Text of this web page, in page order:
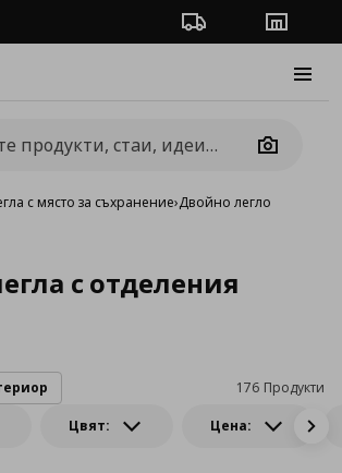
Проследяване на
Camera
с място за съхранение›Двойно легло
с отделения
Цвят: Цена:
176 Продукти